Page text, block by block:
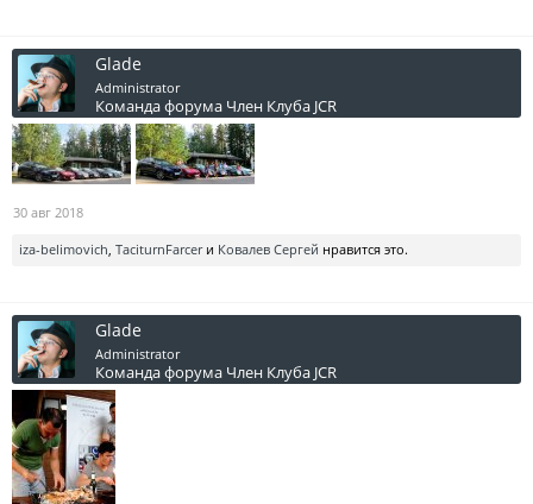
Glade
Administrator
Команда форума Член Клуба JCR
30 авг 2018
iza-belimovich, TaciturnFarcerи Ковалев Сергей нравится это.
Glade
Administrator
Команда форума Член Клуба JCR